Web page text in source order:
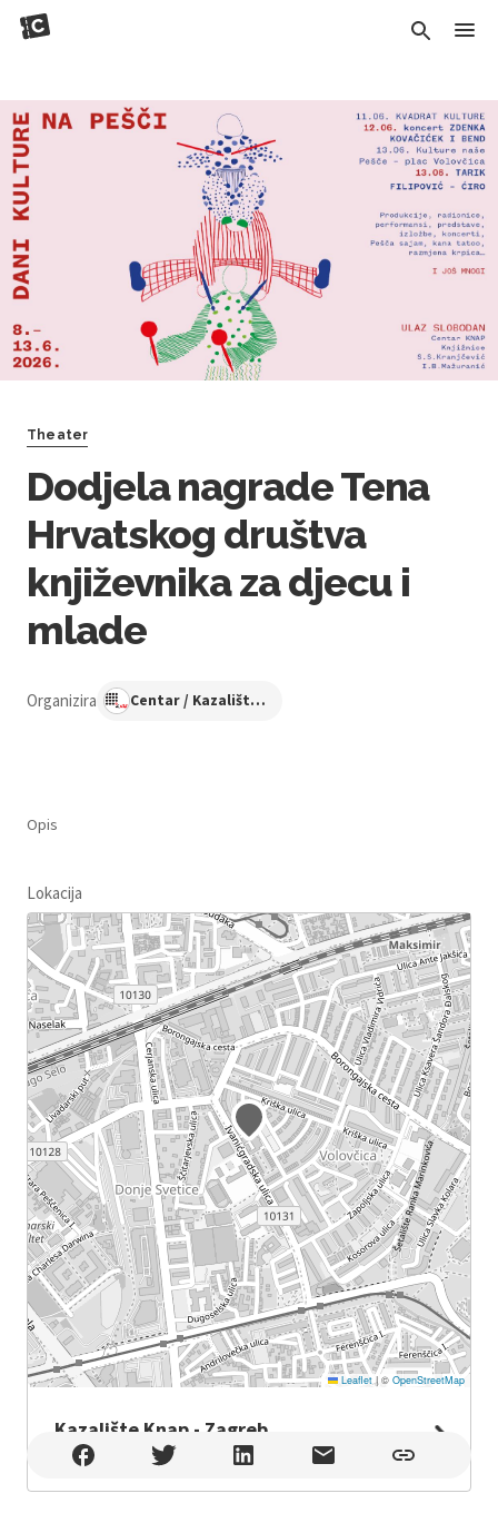
Theater
Dodjela nagrade Tena
Hrvatskog društva
književnika za djecu i
mlade
Organizira Centar / Kazalište KNAP
Opis
Lokacija
Leaflet |© OpenStreetMap
Kazalište Knap - Zagreb
Kazalište Knap - Zagreb , Zagreb